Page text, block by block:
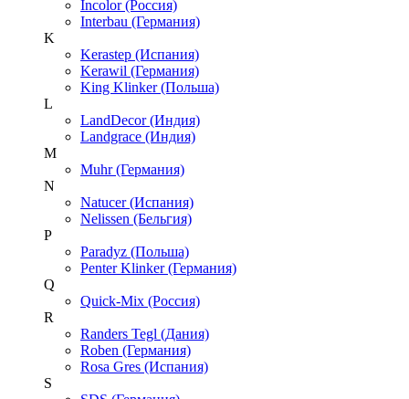
Incolor (Россия)
Interbau (Германия)
K
Kerastep (Испания)
Kerawil (Германия)
King Klinker (Польша)
L
LandDecor (Индия)
Landgrace (Индия)
M
Muhr (Германия)
N
Natucer (Испания)
Nelissen (Бельгия)
P
Paradyz (Польша)
Penter Klinker (Германия)
Q
Quick-Mix (Россия)
R
Randers Tegl (Дания)
Roben (Германия)
Rosa Gres (Испания)
S